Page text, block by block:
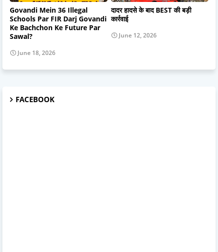
Govandi Mein 36 Illegal
Schools Par FIR Darj Govandi
Ke Bachchon Ke Future Par
Sawal?
June 18, 2026
दादर हादसे के बाद BEST की बड़ी
कार्रवाई
June 12, 2026
FACEBOOK